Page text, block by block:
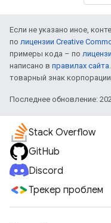
Если не указано иное,
по лицензии Creative
примеры кода – по
написано в правилах сайта
товарный знак
Последнее обновление:
Stack Overflow
GitHub
Discord
Трекер проблем